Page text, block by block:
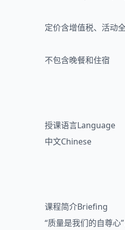
定价含增值税、活动
不包含晚餐和住宿
授课语言Language
中文Chinese
课程简介Briefing
“质量是我们的自尊